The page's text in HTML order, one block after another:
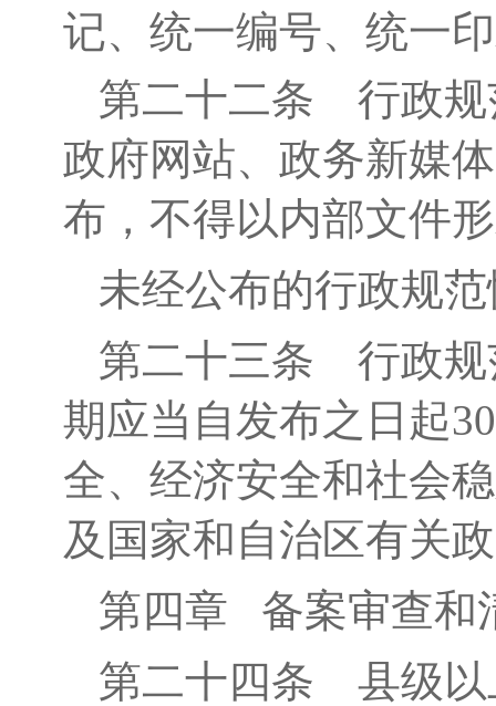
记、统一编号、统一
第二十二条 行政
政府网站、政务新媒
布，不得以内部文件
未经公布的行政规
第二十三条 行政
期应当自发布之日起
全、经济安全和社会
及国家和自治区有关
第四章
备案审查和
第二十四条 县级以